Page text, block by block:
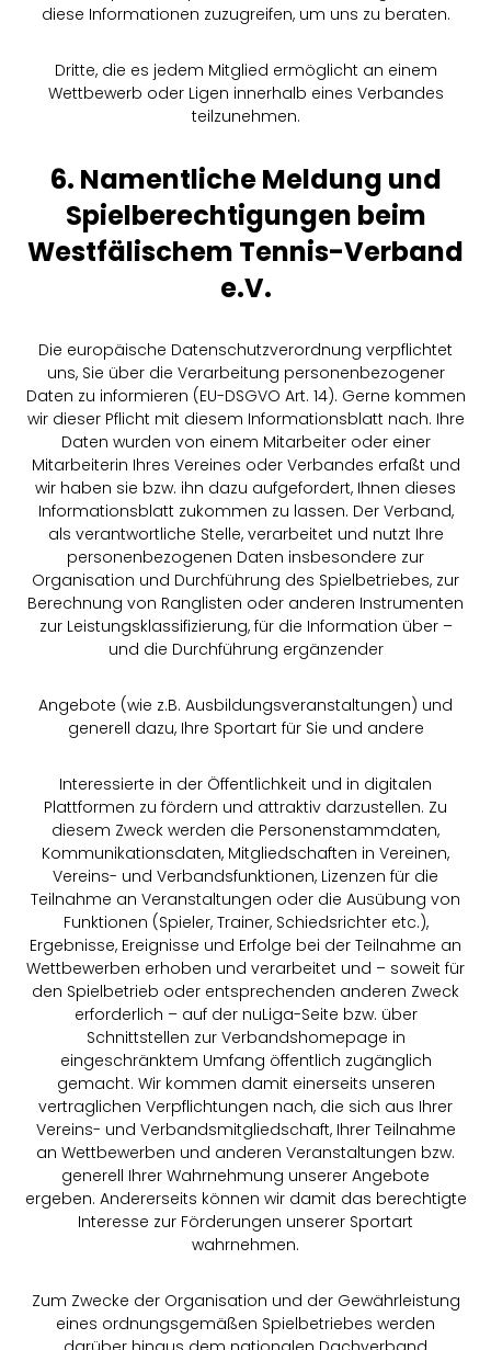
diese Informationen zuzugreifen, um uns zu beraten.
Dritte, die es jedem Mitglied ermöglicht an einem
Wettbewerb oder Ligen innerhalb eines Verbandes
teilzunehmen.
6. Namentliche Meldung und
Spielberechtigungen beim
Westfälischem Tennis-Verband
e.V.
Die europäische Datenschutzverordnung verpflichtet
uns, Sie über die Verarbeitung personenbezogener
Daten zu informieren (EU-DSGVO Art. 14). Gerne kommen
wir dieser Pflicht mit diesem Informationsblatt nach. Ihre
Daten wurden von einem Mitarbeiter oder einer
Mitarbeiterin Ihres Vereines oder Verbandes erfaßt und
wir haben sie bzw. ihn dazu aufgefordert, Ihnen dieses
Informationsblatt zukommen zu lassen. Der Verband,
als verantwortliche Stelle, verarbeitet und nutzt Ihre
personenbezogenen Daten insbesondere zur
Organisation und Durchführung des Spielbetriebes, zur
Berechnung von Ranglisten oder anderen Instrumenten
zur Leistungsklassifizierung, für die Information über –
und die Durchführung ergänzender
Angebote (wie z.B. Ausbildungsveranstaltungen) und
generell dazu, Ihre Sportart für Sie und andere
Interessierte in der Öffentlichkeit und in digitalen
Plattformen zu fördern und attraktiv darzustellen. Zu
diesem Zweck werden die Personenstammdaten,
Kommunikationsdaten, Mitgliedschaften in Vereinen,
Vereins- und Verbandsfunktionen, Lizenzen für die
Teilnahme an Veranstaltungen oder die Ausübung von
Funktionen (Spieler, Trainer, Schiedsrichter etc.),
Ergebnisse, Ereignisse und Erfolge bei der Teilnahme an
Wettbewerben erhoben und verarbeitet und – soweit für
den Spielbetrieb oder entsprechenden anderen Zweck
erforderlich – auf der nuLiga-Seite bzw. über
Schnittstellen zur Verbandshomepage in
eingeschränktem Umfang öffentlich zugänglich
gemacht. Wir kommen damit einerseits unseren
vertraglichen Verpflichtungen nach, die sich aus Ihrer
Vereins- und Verbandsmitgliedschaft, Ihrer Teilnahme
an Wettbewerben und anderen Veranstaltungen bzw.
generell Ihrer Wahrnehmung unserer Angebote
ergeben. Andererseits können wir damit das berechtigte
Interesse zur Förderungen unserer Sportart
wahrnehmen.
Zum Zwecke der Organisation und der Gewährleistung
eines ordnungsgemäßen Spielbetriebes werden